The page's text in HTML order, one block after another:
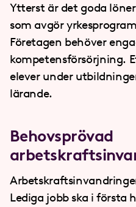
Ytterst är det goda
som avgör
Företagen behöver
kompetensförsörjning.
elever under
lärande.
Behovsprövad
Lediga jobb ska i första